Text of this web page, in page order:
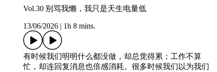
Vol.30 别骂我懒，我只是天生电量低
13/06/2026 1h 8 mins.
有时候我们明明什么都没做，却总觉得累；工作不算
忙，却连回复消息也倍感消耗。很多时候我们以为我们